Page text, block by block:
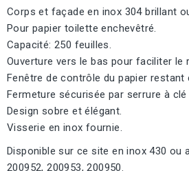
Corps et façade en inox 304 brillant
Pour papier toilette enchevêtré.
Capacité: 250 feuilles.
Ouverture vers le bas pour faciliter le
Fenêtre de contrôle du papier restant
Fermeture sécurisée par serrure à clé
Design sobre et élégant.
Visserie en inox fournie.
Disponible sur ce site en inox 430 ou
200952, 200953, 200950.